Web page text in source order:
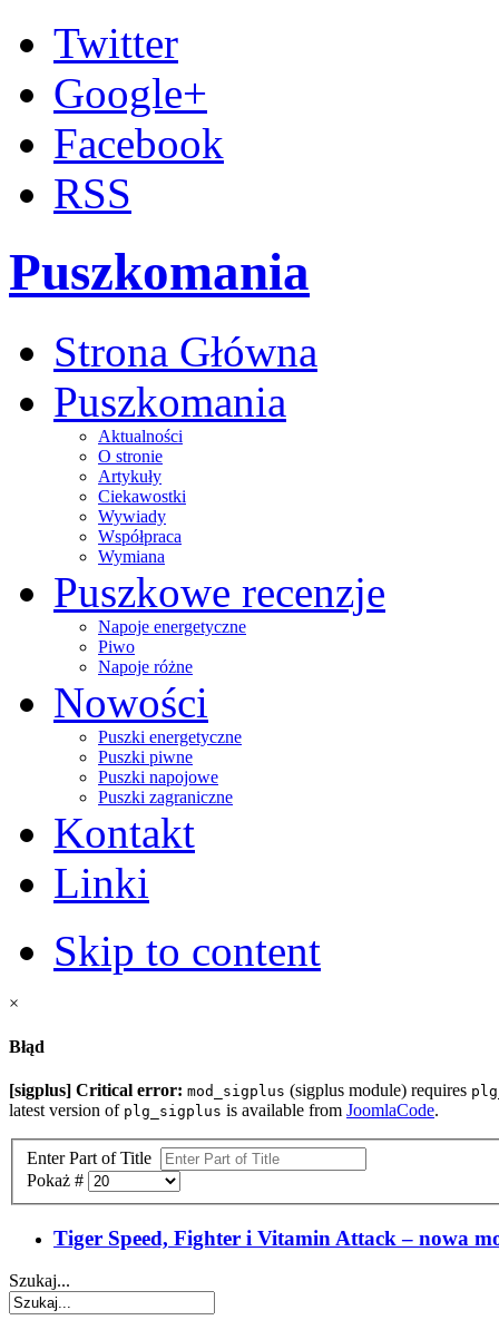
Twitter
Google+
Facebook
RSS
Puszkomania
Strona Główna
Puszkomania
Aktualności
O stronie
Artykuły
Ciekawostki
Wywiady
Współpraca
Wymiana
Puszkowe recenzje
Napoje energetyczne
Piwo
Napoje różne
Nowości
Puszki energetyczne
Puszki piwne
Puszki napojowe
Puszki zagraniczne
Kontakt
Linki
Skip to content
×
Błąd
[sigplus] Critical error: mod_sigplus (sigplus module) requires
latest version of plg_sigplus is available from JoomlaCode.
Enter Part of Title
Pokaż #
Tiger Speed, Fighter i Vitamin Attack – nowa
Szukaj...